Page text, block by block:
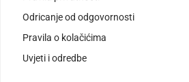
Odricanje od odgovornosti
Pravila o kolačićima
Uvjeti i odredbe